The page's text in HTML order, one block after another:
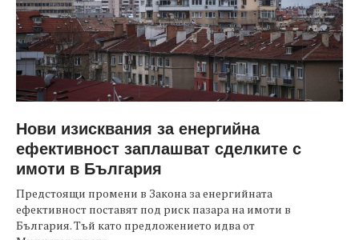
Нови изисквания за енергийна
ефективност заплашват сделките с
имоти в България
Предстоящи промени в Закона за енергийната
ефективност поставят под риск пазара на имоти в
България. Тъй като предложението идва от